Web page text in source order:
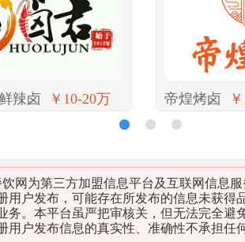
辣卤 ￥10-20万 帝煌烤卤
饮网为第三方加盟信息平台及互联网信息
用户发布，可能存在所发布的信息未获得
务。本平台虽严把审核关，但无法完全避
用户发布信息的真实性、准确性不承担任